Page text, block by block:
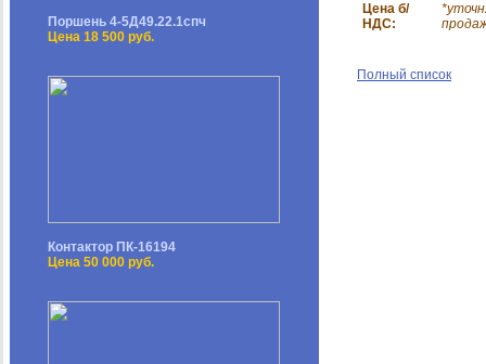
Поршень 4-5Д49.22.1спч
Цена 18 500 руб.
Контактор ПК-16194
Цена 50 000 руб.
Цена б/
НДС:
Полный список